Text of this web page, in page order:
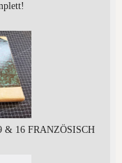
& 16 FRANZÖSISCH